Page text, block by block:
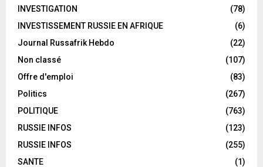
INVESTIGATION
(78)
INVESTISSEMENT RUSSIE EN AFRIQUE
(6)
Journal Russafrik Hebdo
(22)
Non classé
(107)
Offre d'emploi
(83)
Politics
(267)
POLITIQUE
(763)
RUSSIE INFOS
(123)
RUSSIE INFOS
(255)
SANTE
(1)